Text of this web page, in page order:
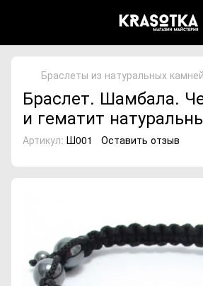
Браслеты из натуральных камней
Браслет. Шамбала.
и гематит
Артикул: Ш001 Оставить отзыв